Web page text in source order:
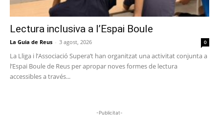
Lectura inclusiva a l’Espai Boule
La Guia de Reus - 3 agost, 2026 0
La Lliga i l’Associació Supera’t han organitzat una activitat conjunta a
l’Espai Boule de Reus per apropar noves formes de lectura
accessibles a través...
-Publicitat-